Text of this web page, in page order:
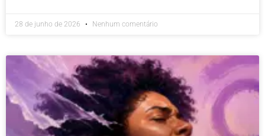
28 de junho de 2026 Nenhum comentário